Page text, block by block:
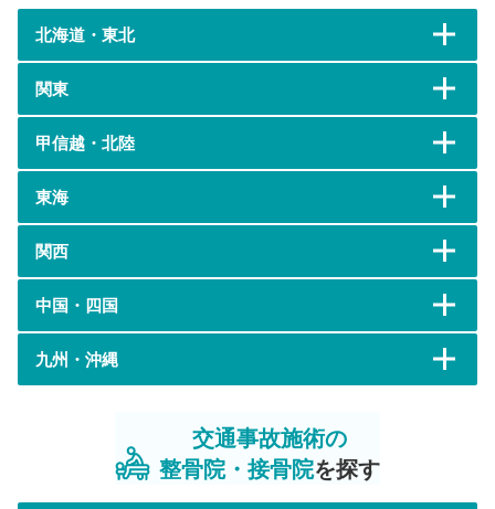
北海道・東北
関東
甲信越・北陸
東海
関西
中国・四国
九州・沖縄
交通事故施術の
整骨院・接骨院を探す